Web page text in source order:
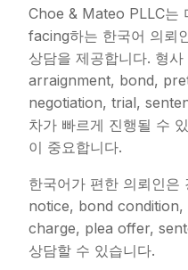
Choe & Mateo PLLC는
facing하는 한국어 의뢰
상담을 제공합니다. 형
arraignment, bond,
negotiation, trial,
차가 빠르게 진행될 수
이 중요합니다.
한국어가 편한 의뢰인
notice, bond
charge, plea offer,
상담할 수 있습니다.